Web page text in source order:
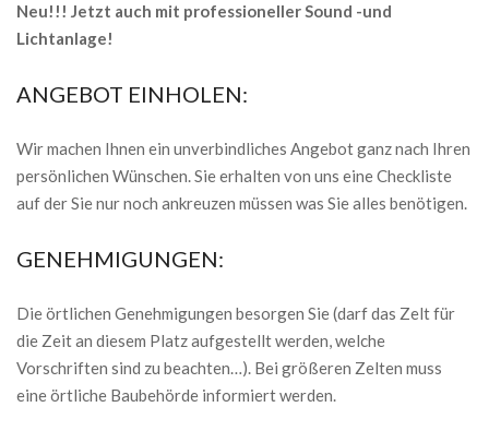
Neu!!! Jetzt auch mit professioneller Sound -und
Lichtanlage!
ANGEBOT EINHOLEN:
Wir machen Ihnen ein unverbindliches Angebot ganz nach Ihren
persönlichen Wünschen. Sie erhalten von uns eine Checkliste
auf der Sie nur noch ankreuzen müssen was Sie alles benötigen.
GENEHMIGUNGEN:
Die örtlichen Genehmigungen besorgen Sie (darf das Zelt für
die Zeit an diesem Platz aufgestellt werden, welche
Vorschriften sind zu beachten…). Bei größeren Zelten muss
eine örtliche Baubehörde informiert werden.